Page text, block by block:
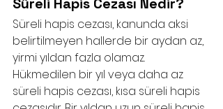
Süreli hapis cezası, kanunda aksi
belirtilmeyen hallerde bir aydan az,
yirmi yıldan fazla olamaz.
Hükmedilen bir yıl veya daha az
süreli hapis cezası, kısa süreli hapis